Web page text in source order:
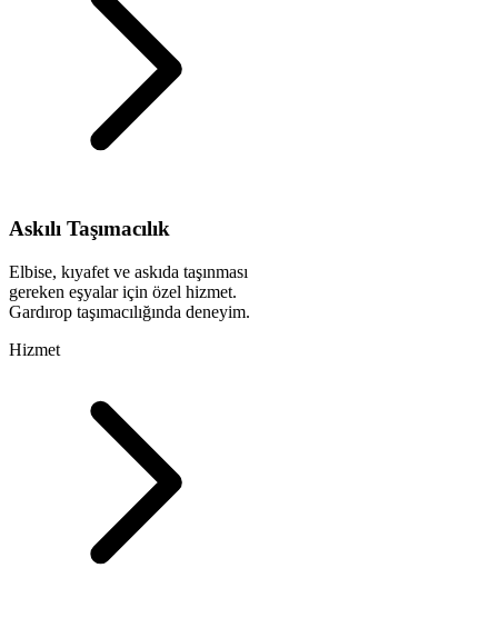
Askılı Taşımacılık
Elbise, kıyafet ve askıda taşınması
gereken eşyalar için özel hizmet.
Gardırop taşımacılığında deneyim.
Hizmet